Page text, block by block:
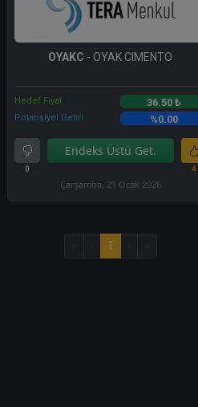
OYAKC - OYAK CIMENTO
Hedef Fiyat 36.50 ₺
Potansiyel Getiri %0.00
0
Endeks Üstü Get.
4
Çarşamba, 21 Ocak 2026
1